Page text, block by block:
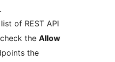
of REST API
the Allow
the